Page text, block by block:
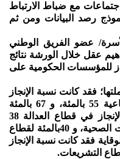
مع ضباط الارتباط
رصد البيانات ومن ثم
عضو الفريق الوطني
عقل خلال الورشة نتائج
للمؤسسات الحكومية على
فقد كانت نسبة الإنجاز
على مستوى قطاع الخدمات الاجتماعية 55 بالمئة، و 67 بالمئة
لقطاع الشرطة، كما وبلغت نسبة الإنجاز في قطاع العدالة 38
بالمئة، و 44 بالمئة في قطاع الخدمات الصحية، و 40بالمئة لقطاع
فقد كانت نسبة الإنجاز